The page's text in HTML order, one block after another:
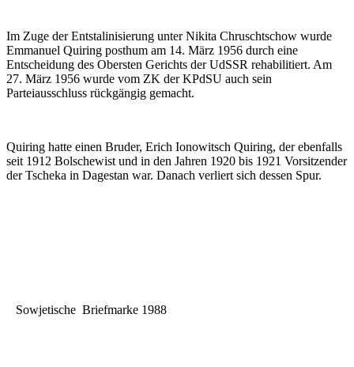
Im Zuge der Entstalinisierung unter Nikita Chruschtschow wurde
Emmanuel Quiring posthum am 14. März 1956 durch eine
Entscheidung des Obersten Gerichts der UdSSR rehabilitiert. Am
27. März 1956 wurde vom ZK der KPdSU auch sein
Parteiausschluss rückgängig gemacht.
Quiring hatte einen Bruder, Erich Ionowitsch Quiring, der ebenfalls
seit 1912 Bolschewist und in den Jahren 1920 bis 1921 Vorsitzender
der Tscheka in Dagestan war. Danach verliert sich dessen Spur.
Sowjetische Briefmarke 1988